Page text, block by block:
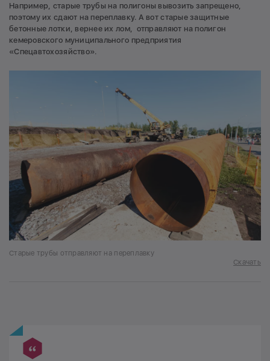
Например, старые трубы на полигоны вывозить запрещено,
поэтому их сдают на переплавку. А вот старые защитные
бетонные лотки, вернее их лом, отправляют на полигон
кемеровского муниципального предприятия
«Спецавтохозяйство».
Старые трубы отправляют на переплавку
Скачать